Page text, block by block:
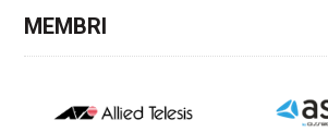
MEMBRI